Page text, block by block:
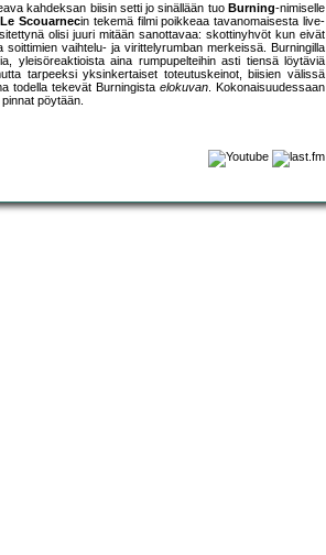
kahdeksan biisin setti jo sinällään tuo Burning-nimiselle
Le Scouarnecin tekemä filmi poikkeaa tavanomaisesta live-
olisi juuri mitään sanottavaa: skottinyhvöt kun eivät
vaihtelu- ja virittelyrumban merkeissä. Burningilla
yleisöreaktioista aina rumpupelteihin asti tiensä löytäviä
tarpeeksi yksinkertaiset toteutuskeinot, biisien välissä
todella tekevät Burningista elokuvan. Kokonaisuudessaan
pöytään.